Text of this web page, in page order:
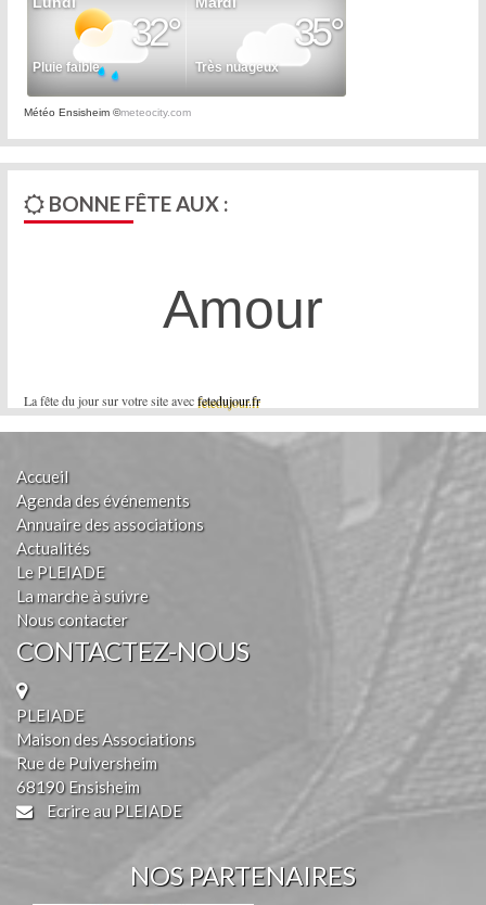
Météo Ensisheim ©meteocity.com
BONNE FÊTE AUX :
La fête du jour sur votre site avecfetedujour.fr
Amour
Accueil
Agenda des événements
Annuaire des associations
Actualités
Le PLEIADE
La marche à suivre
Nous contacter
CONTACTEZ-NOUS
PLEIADE
Maison des Associations
Rue de Pulversheim
68190 Ensisheim
Ecrire au PLEIADE
NOS PARTENAIRES